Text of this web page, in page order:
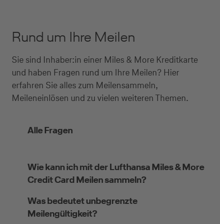
Rund um Ihre Meilen
Sie sind Inhaber:in einer Miles & More Kreditkarte
und haben Fragen rund um Ihre Meilen? Hier
erfahren Sie alles zum Meilensammeln,
Meileneinlösen und zu vielen weiteren Themen.
Alle Fragen
Wie kann ich mit der Lufthansa Miles & More
Credit Card Meilen sammeln?
Was bedeutet unbegrenzte
Meilengültigkeit?